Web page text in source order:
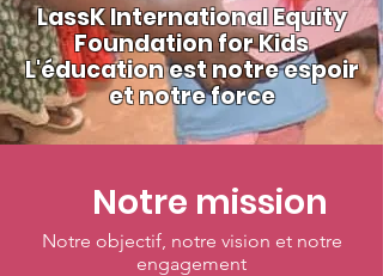
LassK International Equity
Foundation for Kids
L'éducation est notre espoir
et notre force
Notre mission
Notre objectif, notre vision et notre
engagement